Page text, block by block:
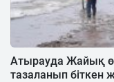
Атырауда Жайық
тазаланып біткен